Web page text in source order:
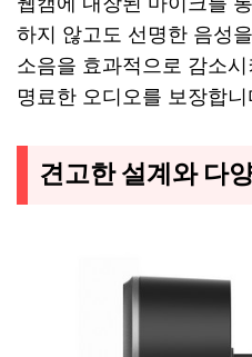
하지 않고도 선명한 음성
소음을 효과적으로 감소
명료한 오디오를 보장합니
견고한 설계와 다